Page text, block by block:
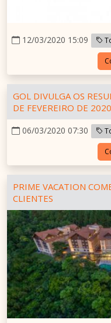
12/03/2020 15:09
GOL DIVULGA OS
DE FEVEREIRO DE 2020
06/03/2020 07:30
PRIME VACATION
CLIENTES